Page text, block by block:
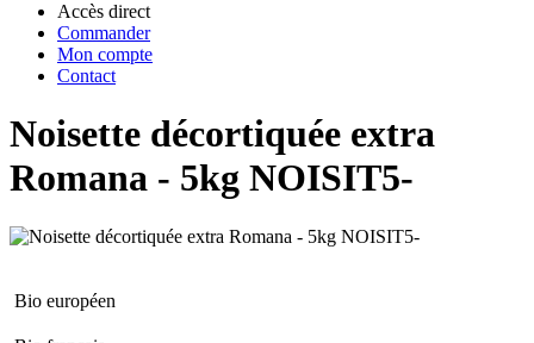
Accès direct
Commander
Mon compte
Contact
Noisette décortiquée extra
Romana - 5kg NOISIT5-
Bio européen